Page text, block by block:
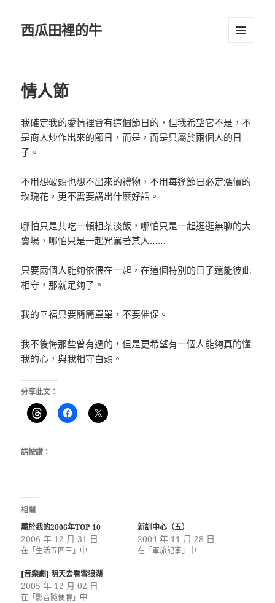
西瓜田裡的牛
情人節
我確定我的愛情裡會有這個節日的，但我希望它不是，不
是商人炒作出來的節日，而是，而是只屬於兩個人的日
子。
不用想破頭也想不出來的禮物，不用每逢節日必定漲價的
玫瑰花，更不需要講出什麼好話。
哪怕只是共吃一頓粗茶淡飯，哪怕只是一起逛逛無聊的大
賣場，哪怕只是一起咒罵著某人……
只要兩個人能夠依偎在一起，在這個特別的日子還能彼此
相守，那就足夠了。
我的幸福只要簡簡單單，不要催促。
我不後悔那些曾有過的，但是更希望有一個人能夠真的懂
我的心，與我相守白頭。
分享此文：
請按讚：
相關
屬於我的2006年TOP 10
2006 年 12 月 31 日
在「生活五四三」中
新訓中心（五）
2004 年 11 月 28 日
在「軍旅記事」中
[音樂劇] 明天去看雪狼湖
2005 年 12 月 02 日
在「影音隨便聊」中